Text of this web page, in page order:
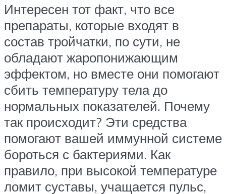
Интересен тот факт, что все
препараты, которые входят в
состав тройчатки, по сути, не
обладают жаропонижающим
эффектом, но вместе они помогают
сбить температуру тела до
нормальных показателей. Почему
так происходит? Эти средства
помогают вашей иммунной системе
бороться с бактериями. Как
правило, при высокой температуре
ломит суставы, учащается пульс,